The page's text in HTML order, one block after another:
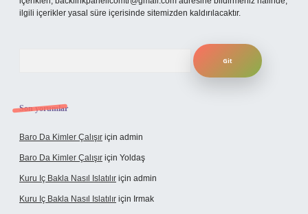
ilgili içerikler yasal süre içerisinde sitemizden kaldırılacaktır.
Son yorumlar
Baro Da Kimler Çalışır için admin
Baro Da Kimler Çalışır için Yoldaş
Kuru Iç Bakla Nasıl Islatılır için admin
Kuru Iç Bakla Nasıl Islatılır için Irmak